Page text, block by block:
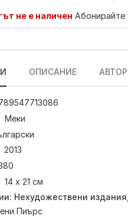
не е наличен Абонирайте
ОПИСАНИЕ АВТОР
Меки
2013
14 х 21 см
Нехудожествени издания
Пиърс